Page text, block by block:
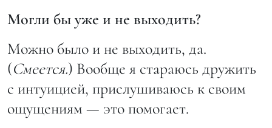
Могли бы уже и не выходить?
Можно было и не выходить, да.
(Смеется.) Вообще я стараюсь дружить
с интуицией, прислушиваюсь к своим
ощущениям — это помогает.